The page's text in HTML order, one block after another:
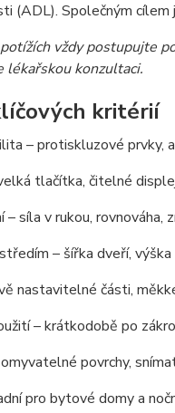
(ADL). Společným
vždy postupujte
lékařskou konzultaci.
kritérií
– protiskluzové prvky,
tlačítka, čitelné
– síla v rukou, rovnováha,
– šířka dveří,
nastavitelné části,
– krátkodobě po
povrchy,
pro bytové domy a